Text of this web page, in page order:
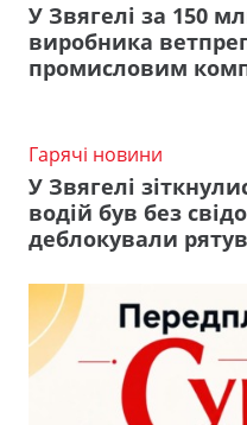
У Звягелі за 150
виробника
промисловим
Гарячі новини
У Звягелі
водій був без
деблокували